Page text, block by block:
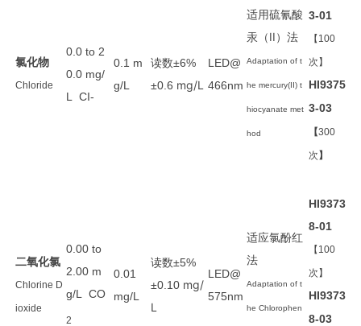
氯化物
Chloride
0.0 to 2
0.0 mg/
L CI-
0.1 m
g/L
读数±6%
±0.6 mg/L
LED@
466nm
适用硫氰酸
汞（II）法
Adaptation of t
he mercury(II) t
hiocyanate met
hod
3-01
【100
次】
HI9375
3-03
【300
次】
二氧化氯
Chlorine D
ioxide
0.00 to
2.00 m
g/L CO
2
0.01
mg/L
读数±5%
±0.10 mg/
L
LED@
575nm
适应氯酚红
法
Adaptation of t
he Chlorophen
HI9373
8-01
【100
次】
HI9373
8-03